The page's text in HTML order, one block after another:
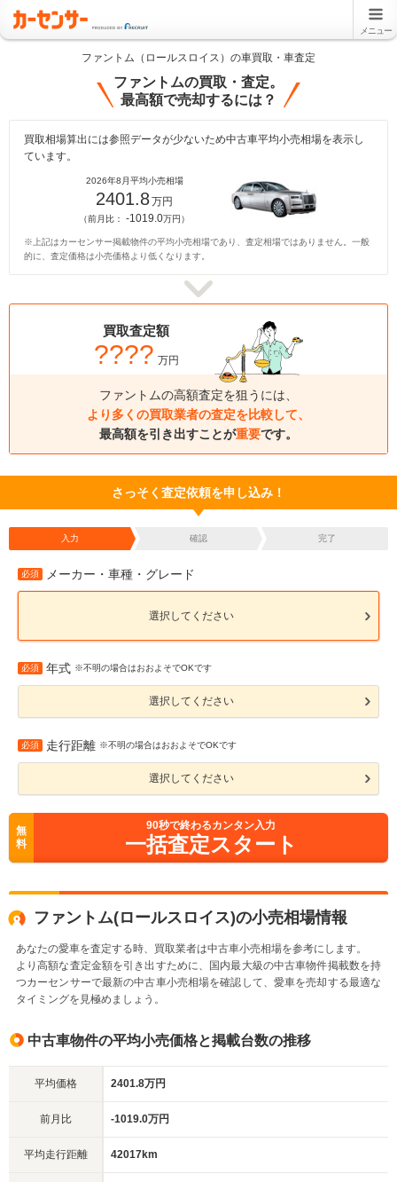
メニュー
ファントム（ロールスロイス）の車買取・車査定
ファントムの買取・査定。
最高額で売却するには？
買取相場算出には参照データが少ないため中古車平均小売相場を表示し
ています。
2026年8月平均小売相場
2401.8万円
（前月比：-1019.0万円）
※上記はカーセンサー掲載物件の平均小売相場であり、査定相場ではありません。一般
的に、査定価格は小売価格より低くなります。
買取査定額
???? 万円
ファントムの高額査定を狙うには、
より多くの買取業者の査定を比較して、
最高額を引き出すことが重要です。
さっそく査定依頼を申し込み！
入力 確認 完了
必須 メーカー・車種・グレード
選択してください
必須 年式 ※不明の場合はおおよそでOKです
選択してください
必須 走行距離 ※不明の場合はおおよそでOKです
選択してください
無
料
90秒で終わるカンタン入力
一括査定スタート
ファントム(ロールスロイス)の小売相場情報
あなたの愛車を査定する時、買取業者は中古車小売相場を参考にします。
より高額な査定金額を引き出すために、国内最大級の中古車物件掲載数を持
つカーセンサーで最新の中古車小売相場を確認して、愛車を売却する最適な
タイミングを見極めましょう。
中古車物件の平均小売価格と掲載台数の推移
平均価格 2401.8万円
前月比 -1019.0万円
平均走行距離 42017km